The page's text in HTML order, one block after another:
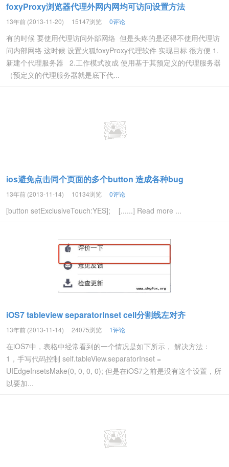
foxyProxy浏览器代理外网内网均可访问设置方法
13年前 (2013-11-20) 15147浏览 0评论
有的时候 要使用代理访问外部网络 但是头疼的是还得不使用代理访
问内部网络 这时候 设置火狐foxyProxy代理软件 实现目标 很方便 1.
新建个代理服务器 2.工作模式改成 使用基于其预定义的代理服务器
（预定义的代理服务器就是底下代...
ios避免点击同个页面的多个button 造成各种bug
13年前 (2013-11-14) 10134浏览 0评论
[button setExclusiveTouch:YES]; [......] Read more ...
iOS7 tableview separatorInset cell分割线左对齐
13年前 (2013-11-14) 24075浏览 1评论
在iOS7中，表格中经常看到的一个情况是如下所示， 解决方法：
1，手写代码控制 self.tableView.separatorInset =
UIEdgeInsetsMake(0, 0, 0, 0); 但是在iOS7之前是没有这个设置，所
以要加...